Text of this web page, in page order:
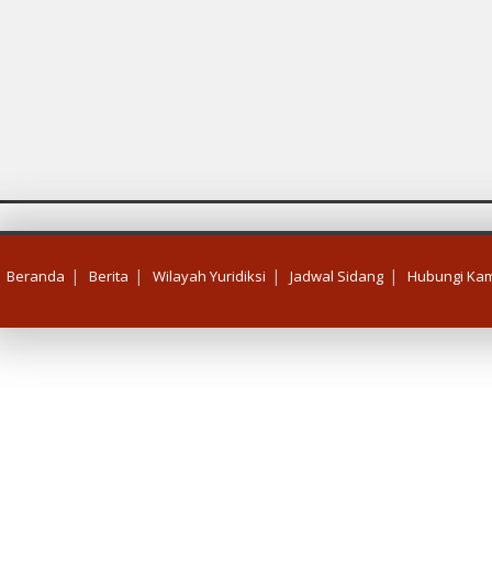
Beranda | Berita | Wilayah Yuridiksi | Jadwal Sidang | Hubungi